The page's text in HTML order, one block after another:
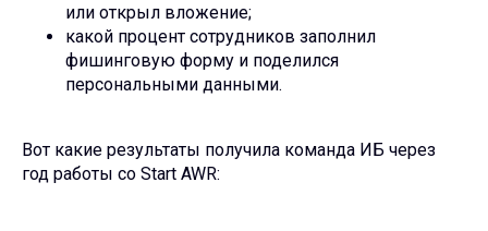
или открыл вложение;
какой процент сотрудников заполнил
фишинговую форму и поделился
персональными данными.
Вот какие результаты получила команда ИБ через
год работы со Start AWR: